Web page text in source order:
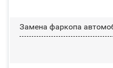
Замена фаркопа